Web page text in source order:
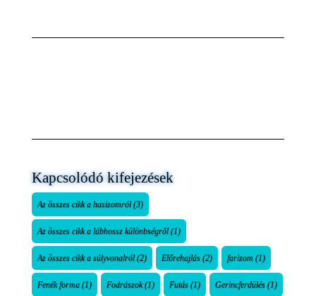
Kapcsolódó kifejezések
Az összes cikk a hasizomról(3)
Az összes cikk a lábhossz különbségről(1)
Az összes cikk a súlyvonalról(2) Előrehajlás(2) farizom (1)
Fenék forma(1) Fodrászok(1) Futás(1) Gerincferdülés(1)